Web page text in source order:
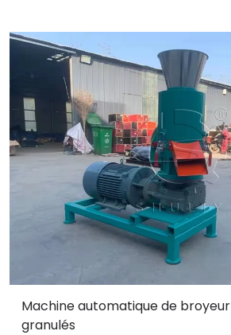
Machine automatique de
granulés